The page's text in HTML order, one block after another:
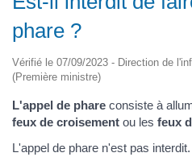
phare ?
Vérifié le 07/09/2023 - Direction de
(Première ministre)
L'appel de phare consiste à
feux de croisement ou les feux
L'appel de phare n'est pas interdit.